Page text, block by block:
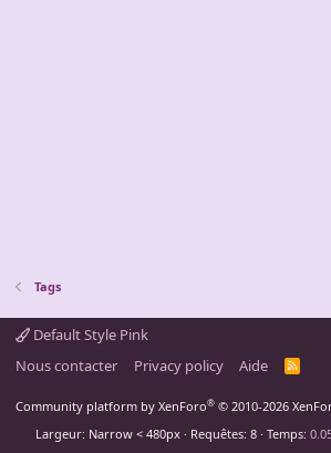
Tags
Default Style Pink
Nous contacter
Privacy policy Aide
R
Community platform by XenForo® © 2010-2026
Largeur
Requêtes 8 Temps